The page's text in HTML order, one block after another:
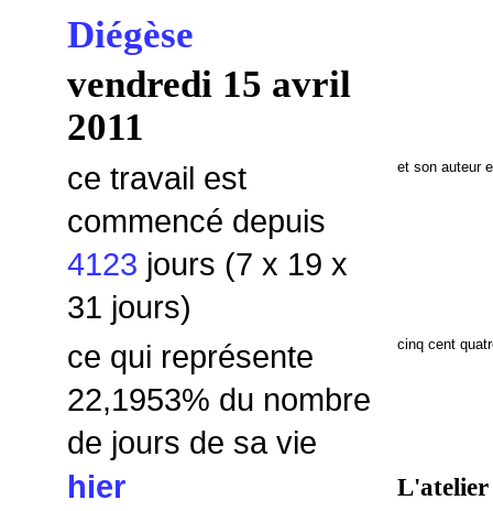
Diégèse
vendredi 15 avril
2011
ce travail est
commencé depuis
4123 jours (7 x 19 x
31 jours)
et son auteur
ce qui représente
22,1953% du nombre
de jours de sa vie
cinq cent
hier L'atelier